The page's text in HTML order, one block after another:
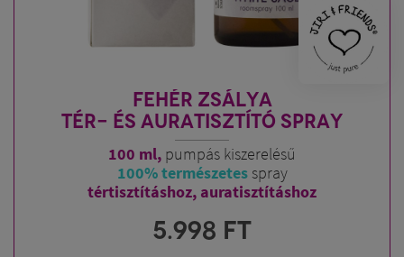
FEHÉR ZSÁLYA
TÉR- ÉS AURATISZTÍTÓ SPRAY
100 ml, pumpás kiszerelésű
100% természetesspray
tértisztításhoz, auratisztításhoz
5.998 FT